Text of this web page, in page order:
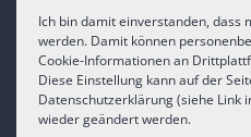
Ich bin damit einverstanden, dass
werden. Damit können
Cookie-Informationen an
Diese Einstellung kann auf der
Datenschutzerklärung (siehe Link
wieder geändert werden.